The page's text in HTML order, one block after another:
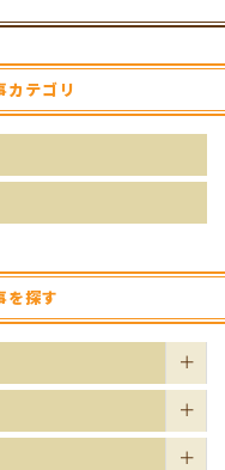
カテゴリ
を探す